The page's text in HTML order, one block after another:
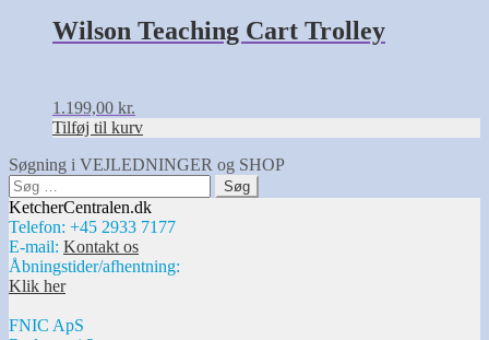
Wilson Teaching Cart Trolley
1.199,00 kr.
Tilføj til kurv
Søgning i VEJLEDNINGER og SHOP
Søg
efter:
KetcherCentralen.dk
Telefon: +45 2933 7177
E-mail: Kontakt os
Åbningstider/afhentning:
Klik her
FNIC ApS